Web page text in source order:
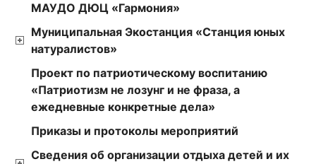
МАУДО ДЮЦ «Гармония»
Муниципальная Экостанция «Станция юных
натуралистов»
Проект по патриотическому воспитанию
«Патриотизм не лозунг и не фраза, а
ежедневные конкретные дела»
Приказы и протоколы мероприятий
Сведения об организации отдыха детей и их